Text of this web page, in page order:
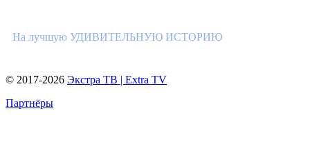
На лучшую УДИВИТЕЛЬНУЮ ИСТОРИЮ
© 2017-2026 Экстра ТВ | Extra TV
Партнёры